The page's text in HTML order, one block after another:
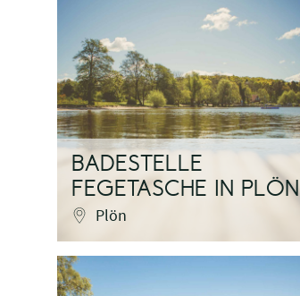
BADESTELLE
FEGETASCHE IN PLÖN
Plön